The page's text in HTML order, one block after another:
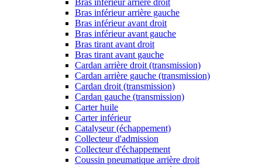
Bras inférieur arrière droit
Bras inférieur arrière gauche
Bras inférieur avant droit
Bras inférieur avant gauche
Bras tirant avant droit
Bras tirant avant gauche
Cardan arrière droit (transmission)
Cardan arrière gauche (transmission)
Cardan droit (transmission)
Cardan gauche (transmission)
Carter huile
Carter inférieur
Catalyseur (échappement)
Collecteur d'admission
Collecteur d'échappement
Coussin pneumatique arrière droit